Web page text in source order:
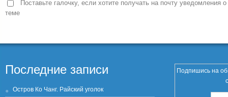
Поставьте галочку, если хотите получать на почту уведомления
теме
Последние записи
Остров Ко Чанг. Райский уголок
Подпишись на